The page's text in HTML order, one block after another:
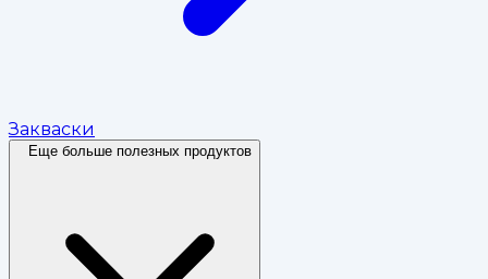
Закваски
Еще больше полезных продуктов